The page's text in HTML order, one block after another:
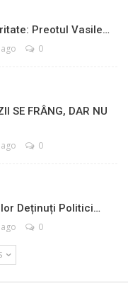
Preotul Vasile…
0
SE FRÂNG, DAR NU
0
Deținuți Politici…
0